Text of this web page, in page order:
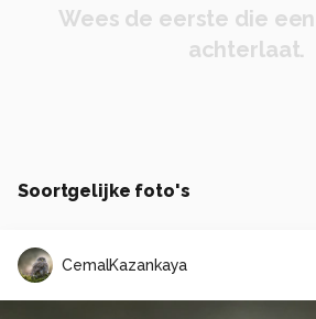
Wees de eerste die
achterlaat.
Soortgelijke foto's
CemalKazankaya